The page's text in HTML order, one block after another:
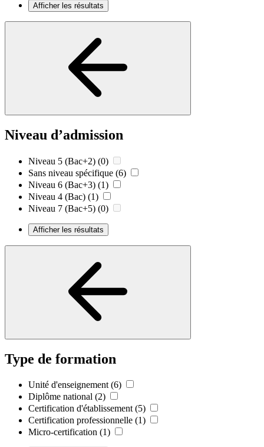
Afficher les résultats
Niveau d’admission
Niveau 5 (Bac+2) (0)
Sans niveau spécifique (6)
Niveau 6 (Bac+3) (1)
Niveau 4 (Bac) (1)
Niveau 7 (Bac+5) (0)
Afficher les résultats
Type de formation
Unité d'enseignement (6)
Diplôme national (2)
Certification d'établissement (5)
Certification professionnelle (1)
Micro-certification (1)